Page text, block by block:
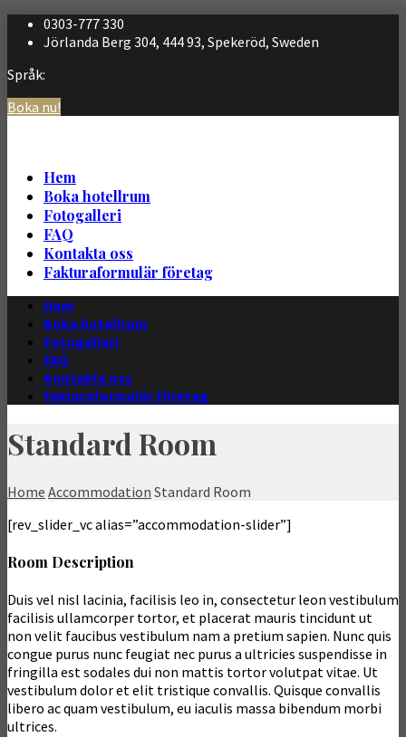
0303-777 330
Jörlanda Berg 304, 444 93, Spekeröd, Sweden
Språk:
Svenska
Boka nu!
Hem
Boka hotellrum
Fotogalleri
FAQ
Kontakta oss
Fakturaformulär företag
Hem
Boka hotellrum
Fotogalleri
FAQ
Kontakta oss
Fakturaformulär företag
Standard Room
Home Accommodation Standard Room
[rev_slider_vc alias=”accommodation-slider”]
Room Description
Duis vel nisl lacinia, facilisis leo in, consectetur leon vestibulum
facilisis ullamcorper tortor, et placerat mauris tincidunt ut
non velit faucibus vestibulum nam a pretium sapien. Nunc quis
congue purus nunc feugiat nec purus a ultricies suspendisse in
fringilla est sodales dui non mattis tortor volutpat vitae. Ut
vestibulum dolor et elit tristique convallis. Quisque convallis
libero ac quam vestibulum, eu iaculis massa bibendum morbi
ultrices.